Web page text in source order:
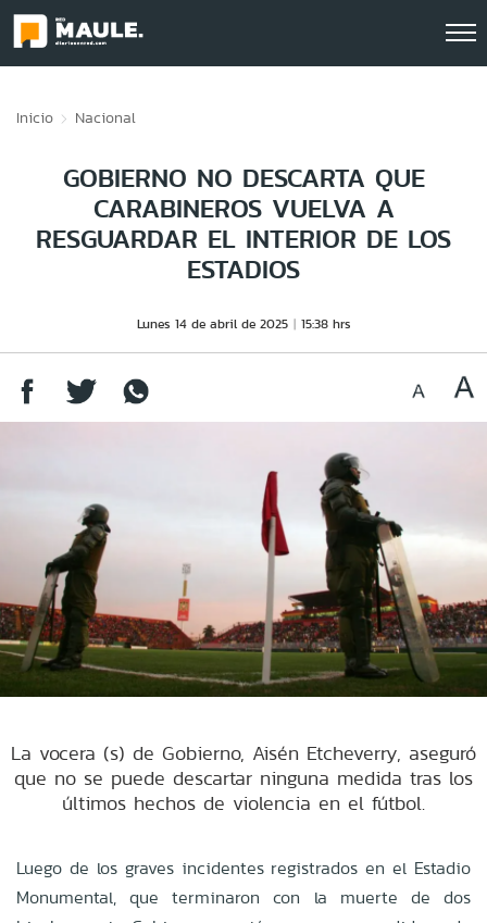
Inicio Nacional
GOBIERNO NO DESCARTA QUE
CARABINEROS VUELVA A
RESGUARDAR EL INTERIOR DE LOS
ESTADIOS
Lunes 14 de abril de 2025 15:38 hrs
La vocera (s) de Gobierno, Aisén Etcheverry, aseguró
que no se puede descartar ninguna medida tras los
últimos hechos de violencia en el fútbol.
Luego de los graves incidentes registrados en el Estadio
Monumental, que terminaron con la muerte de dos